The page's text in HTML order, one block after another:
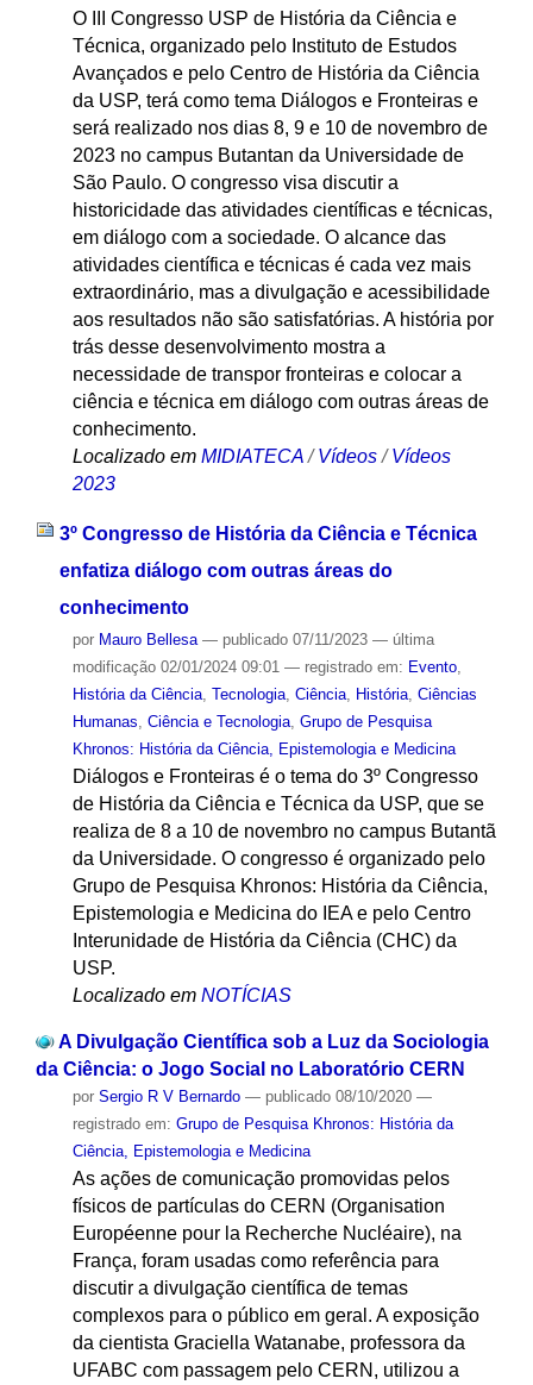
O III Congresso USP de História da Ciência e
Técnica, organizado pelo Instituto de Estudos
Avançados e pelo Centro de História da Ciência
da USP, terá como tema Diálogos e Fronteiras e
será realizado nos dias 8, 9 e 10 de novembro de
2023 no campus Butantan da Universidade de
São Paulo. O congresso visa discutir a
historicidade das atividades científicas e técnicas,
em diálogo com a sociedade. O alcance das
atividades científica e técnicas é cada vez mais
extraordinário, mas a divulgação e acessibilidade
aos resultados não são satisfatórias. A história por
trás desse desenvolvimento mostra a
necessidade de transpor fronteiras e colocar a
ciência e técnica em diálogo com outras áreas de
conhecimento.
Localizado em MIDIATECA /Vídeos /Vídeos
2023
3º Congresso de História da Ciência e Técnica
enfatiza diálogo com outras áreas do
conhecimento
por Mauro Bellesa — publicado07/11/2023 — última
modificação02/01/2024 09:01 — registrado em: Evento,
História da Ciência, Tecnologia, Ciência, História, Ciências
Humanas, Ciência e Tecnologia, Grupo de Pesquisa
Khronos: História da Ciência, Epistemologia e Medicina
Diálogos e Fronteiras é o tema do 3º Congresso
de História da Ciência e Técnica da USP, que se
realiza de 8 a 10 de novembro no campus Butantã
da Universidade. O congresso é organizado pelo
Grupo de Pesquisa Khronos: História da Ciência,
Epistemologia e Medicina do IEA e pelo Centro
Interunidade de História da Ciência (CHC) da
USP.
Localizado em NOTÍCIAS
A Divulgação Científica sob a Luz da Sociologia
da Ciência: o Jogo Social no Laboratório CERN
por Sergio R V Bernardo — publicado08/10/2020 —
registrado em: Grupo de Pesquisa Khronos: História da
Ciência, Epistemologia e Medicina
As ações de comunicação promovidas pelos
físicos de partículas do CERN (Organisation
Européenne pour la Recherche Nucléaire), na
França, foram usadas como referência para
discutir a divulgação científica de temas
complexos para o público em geral. A exposição
da cientista Graciella Watanabe, professora da
UFABC com passagem pelo CERN, utilizou a